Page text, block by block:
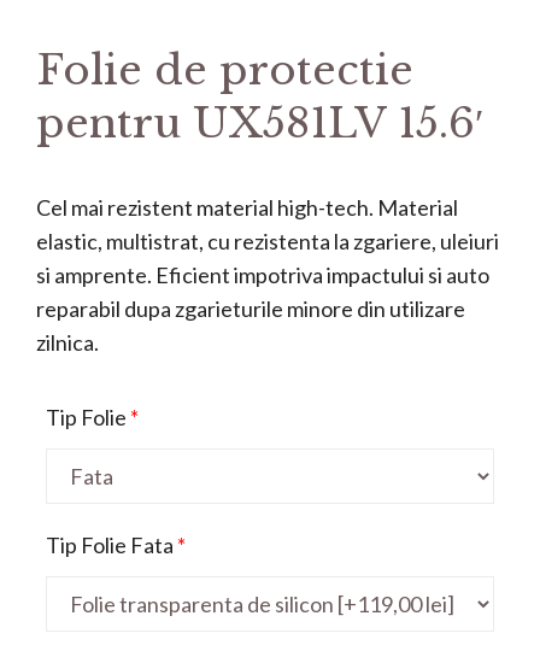
Folie de protectie
pentru UX581LV 15.6′
Cel mai rezistent material high-tech. Material
elastic, multistrat, cu rezistenta la zgariere, uleiuri
si amprente. Eficient impotriva impactului si auto
reparabil dupa zgarieturile minore din utilizare
zilnica.
Tip Folie *
Tip Folie Fata *